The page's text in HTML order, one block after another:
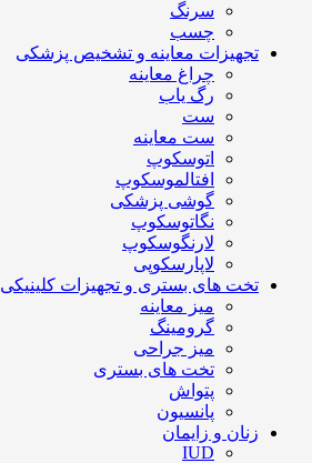
سرنگ
چسب
تجهیزات معاینه و تشخیص پزشکی
چراغ معاینه
رگ یاب
ست
ست معاینه
اتوسکوپ
افتالموسکوپ
گوشی پزشکی
نگاتوسکوپ
لارنگوسکوپ
لاپارسکوپی
تخت های بستری و تجهیزات کلینیکی
میز معاینه
گرومینگ
میز جراحی
تخت های بستری
پتواش
پانسیون
زنان و زایمان
IUD